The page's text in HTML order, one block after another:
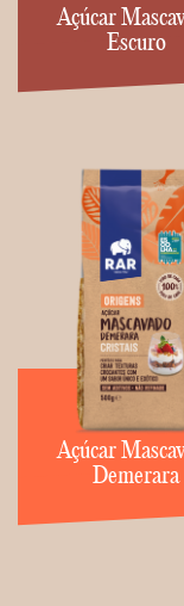
Açúcar
Escuro
Açúcar
Demerara